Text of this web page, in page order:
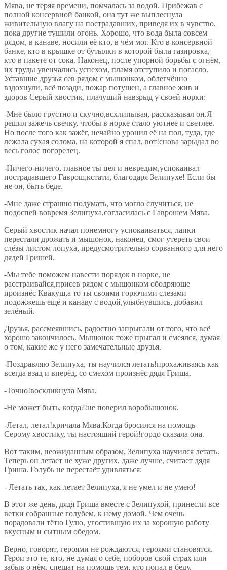
Мява, не теряя времени, помчалась за водой. Прибежав с
полной консервной банкой, она тут же выплеснула
живительную влагу на пострадавших, приведя их в чувство,
пока другие тушили огонь. Хорошо, что вода была совсем
рядом, в канаве, носили её кто, в чём мог. Кто в консервной
банке, кто в крышке от бутылки в которой была газировка,
кто в пакете от сока. Наконец, после упорной борьбы с огнём,
их труды увенчались успехом, пламя отступило и погасло.
Уставшие друзья сев рядом с мышонком, облегчённо
вздохнули, всё позади, пожар потушен, а главное жив и
здоров Серый хвостик, плачущий навзрыд у своей норки:
-Мне было грустно и скучно,всхлипывая, рассказывал он.Я
решил зажечь свечку, чтобы в норке стало уютнее и светлее.
Но после того как зажёг, нечайно уронил её на пол, туда, где
лежала сухая солома, на которой я спал, вот!снова зарыдал во
весь голос погорелец.
-Ничего-ничего, главное ты цел и невредим,успокаивал
пострадавшего Гаврош,кстати, благодаря Зелипухе! Если бы
не он, быть беде.
-Мне даже страшно подумать, что могло случиться, не
подоспей вовремя Зелипуха,согласилась с Гаврошем Мява.
Серый хвостик начал понемногу успокаиваться, лапки
перестали дрожать и мышонок, наконец, смог утереть свои
слёзы листом лопуха, предусмотрительно сорванного для него
дядей Гришей.
-Мы тебе поможем навести порядок в норке, не
расстраивайся,присев рядом с мышонком ободряюще
произнёс Квакуш,а то ты своими горючими слезами
подожжешь ещё и канаву с водой,улыбнувшись, добавил
зелёный.
Друзья, рассмеявшись, радостно запрыгали от того, что всё
хорошо закончилось. Мышонок тоже прыгал и смеялся, думая
о том, какие же у него замечательные друзья.
-Поздравляю Зелипуха, ты научился летать!прохаживаясь как
всегда взад и вперёд, со смехом произнёс дядя Гриша.
-Точно!воскликнула Мява.
-Не может быть, когда?!не поверил воробышонок.
-Летал, летал!кричала Мява.Когда бросился на помощь
Серому хвостику, ты настоящий герой!гордо сказала она.
Вот таким, неожиданным образом, Зелипуха научился летать.
Теперь он летает не хуже других, даже лучше, считает дядя
Гриша. Голубь не перестаёт удивляться:
- Летать так, как летает Зелипуха, я не умел и не умею!
В этот же день, дядя Гриша вместе с Зелипухой, принесли все
ветки собранные голубем, к нему домой. Чем очень
порадовали тётю Гулю, угостившую их за хорошую работу
вкусным и сытным обедом.
Верно, говорят, героями не рождаются, героями становятся.
Герои это те, кто, не думая о себе, поборов свой страх или
забыв о нём, спешат на помощь тем, кто попал в беду.